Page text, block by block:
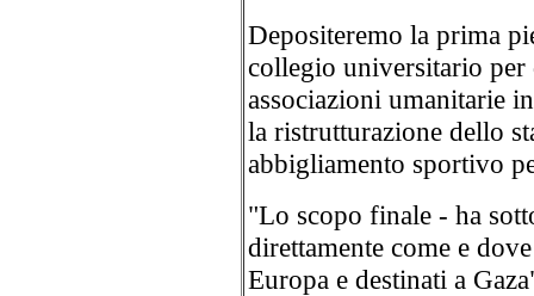
Depositeremo la prima
collegio universitario per
associazioni umanitarie
la ristrutturazione dello
abbigliamento sportivo
"Lo scopo finale - ha
direttamente come e
Europa e destinati a